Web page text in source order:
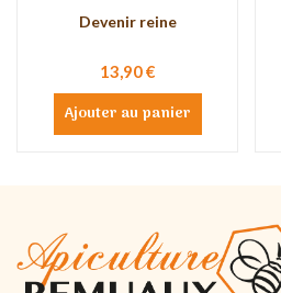
Devenir reine
13,90 €
Ajouter au panier